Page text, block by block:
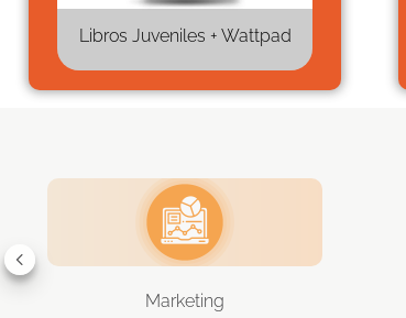
Libros Juveniles + Wattpad
Marketing